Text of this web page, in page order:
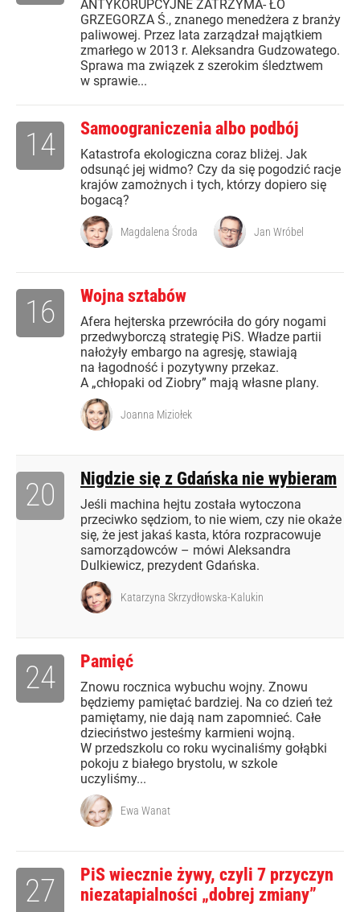
ANTYKORUPCYJNE ZATRZYMA- ŁO
GRZEGORZA Ś., znanego menedżera z branży
paliwowej. Przez lata zarządzał majątkiem
zmarłego w 2013 r. Aleksandra Gudzowatego.
Sprawa ma związek z szerokim śledztwem
w sprawie...
Samoograniczenia albo podbój
Katastrofa ekologiczna coraz bliżej. Jak
odsunąć jej widmo? Czy da się pogodzić racje
krajów zamożnych i tych, którzy dopiero się
bogacą?
14
Magdalena Środa Jan Wróbel
Wojna sztabów
Afera hejterska przewróciła do góry nogami
przedwyborczą strategię PiS. Władze partii
nałożyły embargo na agresję, stawiają
na łagodność i pozytywny przekaz.
A „chłopaki od Ziobry” mają własne plany.
16
Joanna Miziołek
Nigdzie się z Gdańska nie wybieram
Jeśli machina hejtu została wytoczona
przeciwko sędziom, to nie wiem, czy nie okaże
się, że jest jakaś kasta, która rozpracowuje
samorządowców – mówi Aleksandra
Dulkiewicz, prezydent Gdańska.
20
Katarzyna Skrzydłowska-Kalukin
Pamięć
Znowu rocznica wybuchu wojny. Znowu
będziemy pamiętać bardziej. Na co dzień też
pamiętamy, nie dają nam zapomnieć. Całe
dzieciństwo jesteśmy karmieni wojną.
W przedszkolu co roku wycinaliśmy gołąbki
pokoju z białego brystolu, w szkole
uczyliśmy...
24
Ewa Wanat
PiS wiecznie żywy, czyli 7 przyczyn
niezatapialności „dobrej zmiany”
27